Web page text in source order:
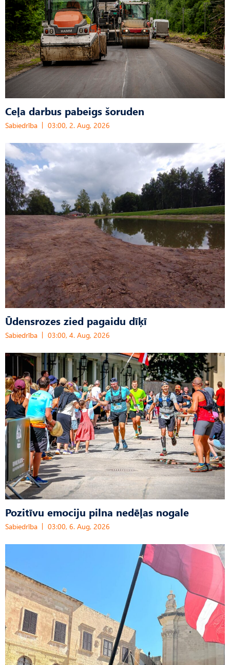
Ceļa darbus pabeigs šoruden
Sabiedrība 03:00, 2. Aug, 2026
Ūdensrozes zied pagaidu dīķī
Sabiedrība 03:00, 4. Aug, 2026
Pozitīvu emociju pilna nedēļas nogale
Sabiedrība 03:00, 6. Aug, 2026